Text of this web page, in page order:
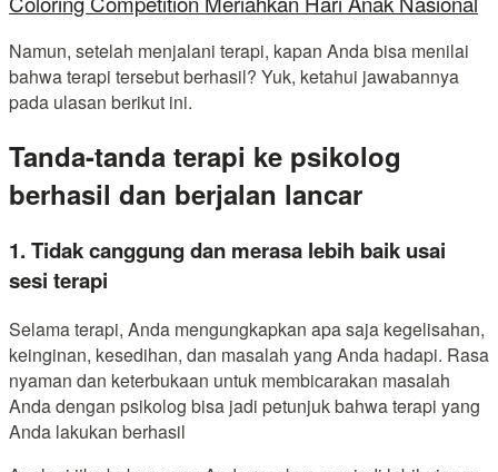
Namun, setelah menjalani terapi, kapan Anda bisa menilai
bahwa terapi tersebut berhasil? Yuk, ketahui jawabannya
pada ulasan berikut ini.
Tanda-tanda terapi ke psikolog
berhasil dan berjalan lancar
1. Tidak canggung dan merasa lebih baik usai
sesi terapi
Selama terapi, Anda mengungkapkan apa saja kegelisahan,
keinginan, kesedihan, dan masalah yang Anda hadapi. Rasa
nyaman dan keterbukaan untuk membicarakan masalah
Anda dengan psikolog bisa jadi petunjuk bahwa terapi yang
Anda lakukan berhasil